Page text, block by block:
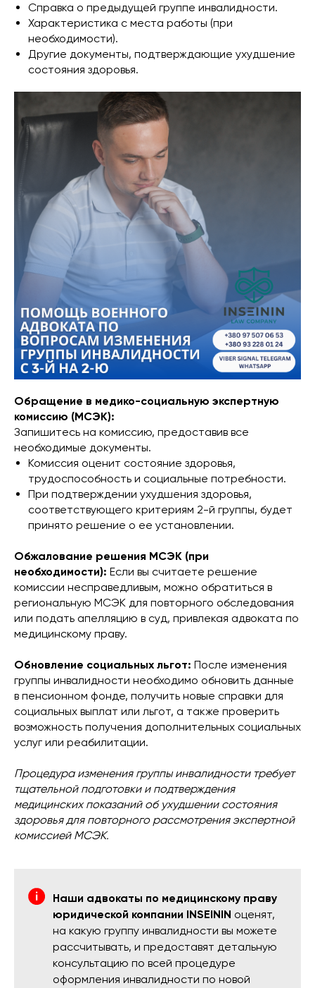
Справка о предыдущей группе инвалидности.
Характеристика с места работы (при
необходимости).
Другие документы, подтверждающие ухудшение
состояния здоровья.
Обращение в медико-социальную экспертную
комиссию (МСЭК):
Запишитесь на комиссию, предоставив все
необходимые документы.
Комиссия оценит состояние здоровья,
трудоспособность и социальные потребности.
При подтверждении ухудшения здоровья,
соответствующего критериям 2-й группы, будет
принято решение о ее установлении.
Обжалование решения МСЭК (при
необходимости): Если вы считаете решение
комиссии несправедливым, можно обратиться в
региональную МСЭК для повторного обследования
или подать апелляцию в суд, привлекая адвоката по
медицинскому праву.
Обновление социальных льгот: После изменения
группы инвалидности необходимо обновить данные
в пенсионном фонде, получить новые справки для
социальных выплат или льгот, а также проверить
возможность получения дополнительных социальных
услуг или реабилитации.
Процедура изменения группы инвалидности требует
тщательной подготовки и подтверждения
медицинских показаний об ухудшении состояния
здоровья для повторного рассмотрения экспертной
комиссией МСЭК.
Наши адвокаты по медицинскому праву
юридической компании INSEININ оценят,
на какую группу инвалидности вы можете
рассчитывать, и предоставят детальную
консультацию по всей процедуре
оформления инвалидности по новой